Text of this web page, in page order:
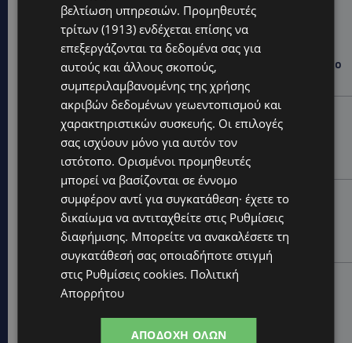
Hot this week
WORLD
ΦΩΤΙΑ ΣΤΟΝ ΒΟΛΟ: Στις φλόγες περιοχή πάνω από το
αρχαίο θέατρο Δημητριάδος
STORIES
ΜΑΝΩΛΗΣ ΕΜΜΑΝΟΥΗΛ: Η ιστορία της θρυλικής
Corner Pub που ξυπνά μνήμες δεκαετιών – Το
αφιέρωμα μετά τη φωτιά-(Φώτο)
UPDATES
ΘΕΣΣΑΛΟΝΙΚΗ: Σοκ από την κακοποίηση άγριων
χελωνών – Τις έβαψαν με πορτοκαλί λαδομπογιά-
(Φώτο)
UPDATES
ΑΓΚΑΛΙΑ ΕΛΠΙΔΑΣ: «Οι εξαγγελίες δεν αρκούν» –
Συγκρατημένη αισιοδοξία για το νέο σχέδιο
στήριξης των ατόμων με αναπηρία
βελτίωση υπηρεσιών. Προμηθευτές
τρίτων (1913) ενδέχεται επίσης να
επεξεργάζονται τα δεδομένα σας για
αυτούς και άλλους σκοπούς,
συμπεριλαμβανομένης της χρήσης
ακριβών δεδομένων γεωεντοπισμού και
χαρακτηριστικών συσκευής. Οι επιλογές
σας ισχύουν μόνο για αυτόν τον
ιστότοπο. Ορισμένοι προμηθευτές
μπορεί να βασίζονται σε έννομο
συμφέρον αντί για συγκατάθεση· έχετε το
δικαίωμα να αντιταχθείτε στις Ρυθμίσεις
διαφήμισης. Μπορείτε να ανακαλέσετε τη
συγκατάθεσή σας οποιαδήποτε στιγμή
στις Ρυθμίσεις cookies. Πολιτική
Απορρήτου
ΑΠΟΔΟΧΉ ΌΛΩΝ